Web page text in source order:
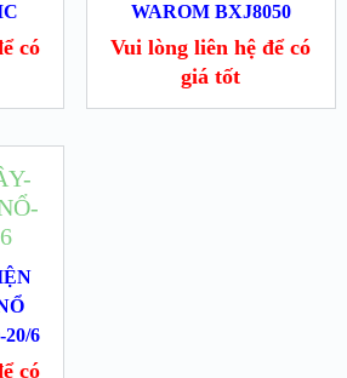
có
WAROM BXJ8050
Vui lòng liên hệ để có
giá tốt
6
có